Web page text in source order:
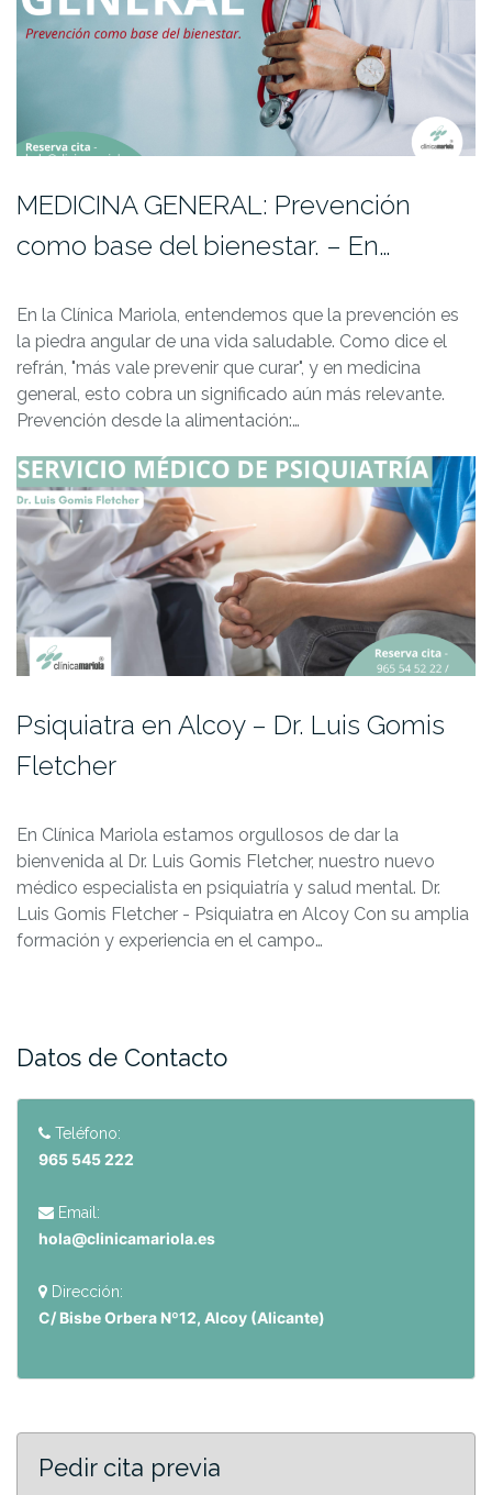
MEDICINA GENERAL: Prevención
como base del bienestar. – En…
En la Clínica Mariola, entendemos que la prevención es
la piedra angular de una vida saludable. Como dice el
refrán, "más vale prevenir que curar", y en medicina
general, esto cobra un significado aún más relevante.
Prevención desde la alimentación:…
Psiquiatra en Alcoy – Dr. Luis Gomis
Fletcher
En Clínica Mariola estamos orgullosos de dar la
bienvenida al Dr. Luis Gomis Fletcher, nuestro nuevo
médico especialista en psiquiatría y salud mental. Dr.
Luis Gomis Fletcher - Psiquiatra en Alcoy Con su amplia
formación y experiencia en el campo…
Datos de Contacto
Teléfono:
965 545 222
Email:
hola@clinicamariola.es
Dirección:
C/ Bisbe Orbera Nº12, Alcoy (Alicante)
Pedir cita previa